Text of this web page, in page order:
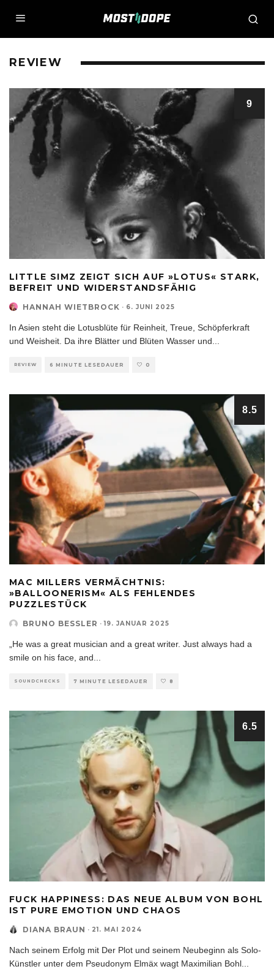
REVIEW
9
LITTLE SIMZ ZEIGT SICH AUF »LOTUS« STARK,
BEFREIT UND WIDERSTANDSFÄHIG
HANNAH WIETBROCK · 6. JUNI 2025
In Asien steht die Lotusblüte für Reinheit, Treue, Schöpferkraft
und Weisheit. Da ihre Blätter und Blüten Wasser und
REVIEW 6 MINUTE LESEDAUER 0
8.5
MAC MILLERS VERMÄCHTNIS:
»BALLOONERISM« ALS FEHLENDES
PUZZLESTÜCK
BRUNO BESSLER · 19. JANUAR 2025
„He was a great musician and a great writer. Just always had a
smile on his face, and...
SOUNDCHECKS 7 MINUTE LESEDAUER 8
6.5
FUCK HAPPINESS: DAS NEUE ALBUM VON BOHL
IST PURE EMOTION UND CHAOS
DIANA BRAUN · 21. MAI 2024
Nach seinem Erfolg mit Der Plot und seinem Neubeginn als Solo-
Künstler unter dem Pseudonym Elmäx wagt Maximilian Bohl